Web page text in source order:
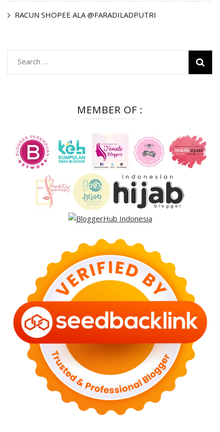
RACUN SHOPEE ALA @FARADILADPUTRI
Search
for:
MEMBER OF :